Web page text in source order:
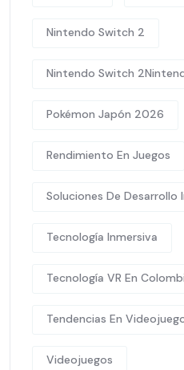
Nintendo Switch 2
Nintendo Switch
Pokémon Japón 2026
Rendimiento En Juegos
Soluciones De
Tecnología Inmersiva
Tecnología VR En
Tendencias En
Videojuegos